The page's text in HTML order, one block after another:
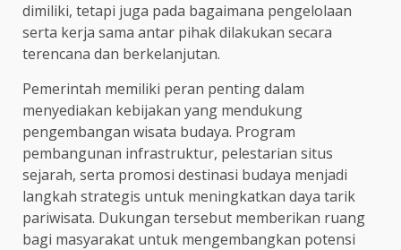
dimiliki, tetapi juga pada bagaimana pengelolaan
serta kerja sama antar pihak dilakukan secara
terencana dan berkelanjutan.
Pemerintah memiliki peran penting dalam
menyediakan kebijakan yang mendukung
pengembangan wisata budaya. Program
pembangunan infrastruktur, pelestarian situs
sejarah, serta promosi destinasi budaya menjadi
langkah strategis untuk meningkatkan daya tarik
pariwisata. Dukungan tersebut memberikan ruang
bagi masyarakat untuk mengembangkan potensi